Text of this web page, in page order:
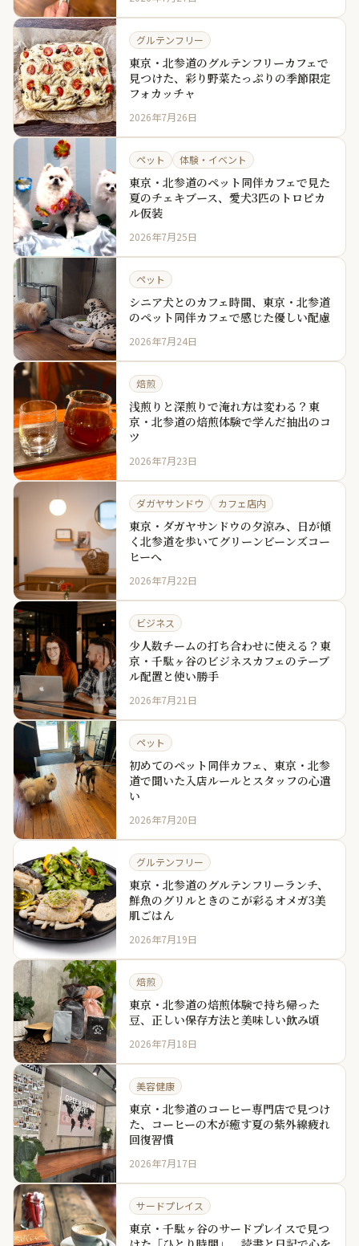
グルテンフリー
東京・北参道のグルテンフリーカフェで
見つけた、彩り野菜たっぷりの季節限定
フォカッチャ
2026年7月26日
ペット 体験・イベント
東京・北参道のペット同伴カフェで見た
夏のチェキブース、愛犬3匹のトロピカ
ル仮装
2026年7月25日
ペット
シニア犬とのカフェ時間、東京・北参道
のペット同伴カフェで感じた優しい配慮
2026年7月24日
焙煎
浅煎りと深煎りで淹れ方は変わる？東
京・北参道の焙煎体験で学んだ抽出のコ
ツ
2026年7月23日
ダガヤサンドウ カフェ店内
東京・ダガヤサンドウの夕涼み、日が傾
く北参道を歩いてグリーンビーンズコー
ヒーへ
2026年7月22日
ビジネス
少人数チームの打ち合わせに使える？東
京・千駄ヶ谷のビジネスカフェのテーブ
ル配置と使い勝手
2026年7月21日
ペット
初めてのペット同伴カフェ、東京・北参
道で聞いた入店ルールとスタッフの心遣
い
2026年7月20日
グルテンフリー
東京・北参道のグルテンフリーランチ、
鮮魚のグリルときのこが彩るオメガ3美
肌ごはん
2026年7月19日
焙煎
東京・北参道の焙煎体験で持ち帰った
豆、正しい保存方法と美味しい飲み頃
2026年7月18日
美容健康
東京・北参道のコーヒー専門店で見つけ
た、コーヒーの木が癒す夏の紫外線疲れ
回復習慣
2026年7月17日
サードプレイス
東京・千駄ヶ谷のサードプレイスで見つ